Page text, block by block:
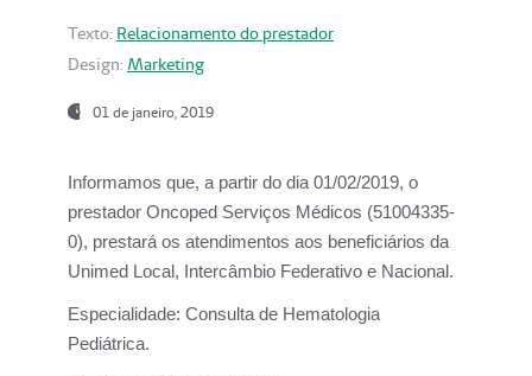
Texto: Relacionamento do prestador
Design: Marketing
01 de janeiro, 2019
Informamos que, a partir do dia 01/02/2019, o
prestador Oncoped Serviços Médicos (51004335-
0), prestará os atendimentos aos beneficiários da
Unimed Local, Intercâmbio Federativo e Nacional.
Especialidade: Consulta de Hematologia
Pediátrica.